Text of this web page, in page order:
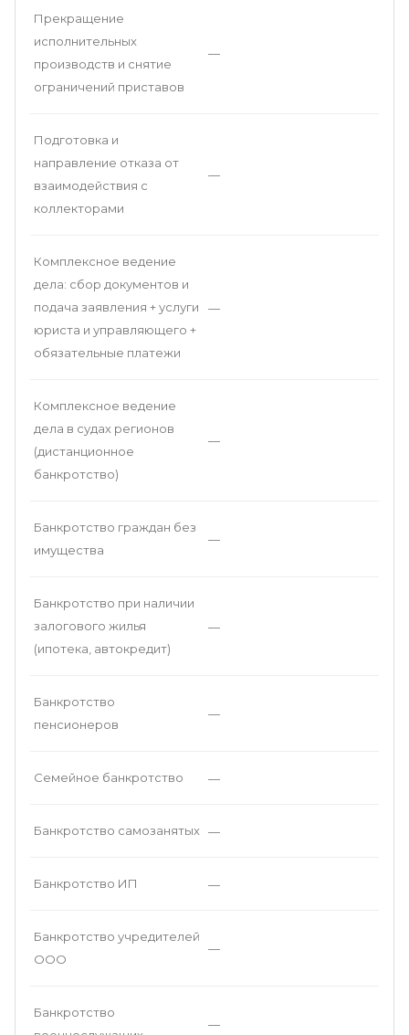
Прекращение
исполнительных
производств и снятие
ограничений приставов
—
Подготовка и
направление отказа от
взаимодействия с
коллекторами
—
Комплексное ведение
дела: сбор документов и
подача заявления + услуги
юриста и управляющего +
обязательные платежи
—
Комплексное ведение
дела в судах регионов
(дистанционное
банкротство)
—
Банкротство граждан без
имущества
—
Банкротство при наличии
залогового жилья
(ипотека, автокредит)
—
Банкротство
пенсионеров
—
Семейное банкротство —
Банкротство самозанятых —
Банкротство ИП —
Банкротство учредителей
ООО
—
Банкротство
—